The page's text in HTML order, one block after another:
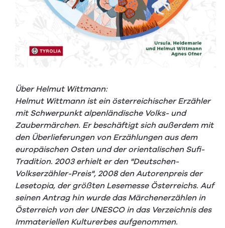
Über Helmut Wittmann:
Helmut Wittmann ist ein österreichischer Erzähler
mit Schwerpunkt alpenländische Volks- und
Zaubermärchen. Er beschäftigt sich außerdem mit
den Überlieferungen von Erzählungen aus dem
europäischen Osten und der orientalischen Sufi-
Tradition. 2003 erhielt er den "Deutschen-
Volkserzähler-Preis", 2008 den Autorenpreis der
Lesetopia, der größten Lesemesse Österreichs. Auf
seinen Antrag hin wurde das Märchenerzählen in
Österreich von der UNESCO in das Verzeichnis des
Immateriellen Kulturerbes aufgenommen.